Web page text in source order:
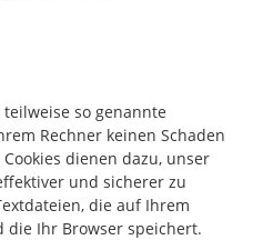
so genannte
Rechner keinen Schaden
dienen dazu, unser
und sicherer zu
die auf Ihrem
die Ihr Browser speichert.